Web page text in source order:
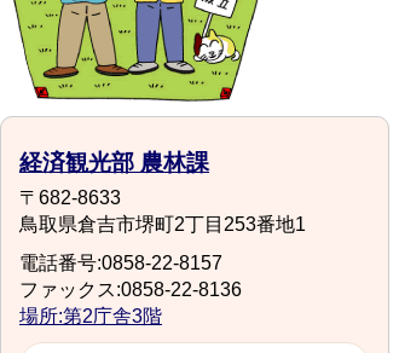
経済観光部 農林課
〒682-8633
鳥取県倉吉市堺町2丁目253番地1
電話番号:0858-22-8157
ファックス:0858-22-8136
場所:第2庁舎3階